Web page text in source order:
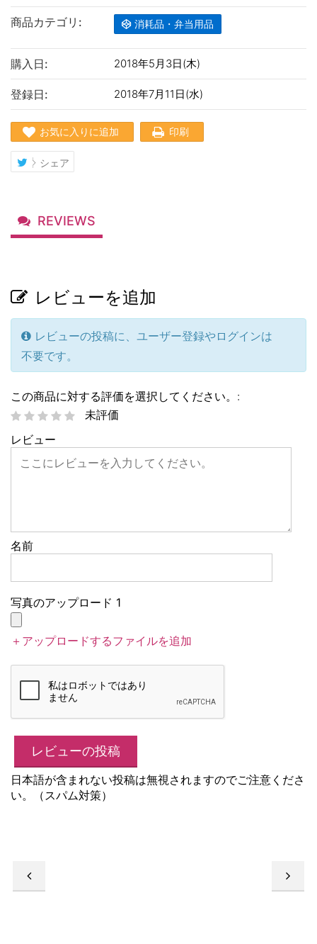
商品カテゴリ: 消耗品・弁当用品
購入日: 2018年5月3日(木)
登録日: 2018年7月11日(水)
お気に入りに追加 印刷
シェア
REVIEWS
レビューを追加
レビューの投稿に、ユーザー登録やログインは
不要です。
この商品に対する評価を選択してください。:
未評価
レビュー
名前
写真のアップロード 1
＋アップロードするファイルを追加
日本語が含まれない投稿は無視されますのでご注意くださ
い。（スパム対策）